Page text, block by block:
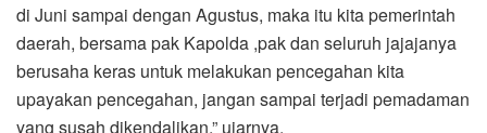
di Juni sampai dengan Agustus, maka itu kita pemerintah
daerah, bersama pak Kapolda ,pak dan seluruh jajajanya
berusaha keras untuk melakukan pencegahan kita
upayakan pencegahan, jangan sampai terjadi pemadaman
yang susah dikendalikan,” ujarnya.